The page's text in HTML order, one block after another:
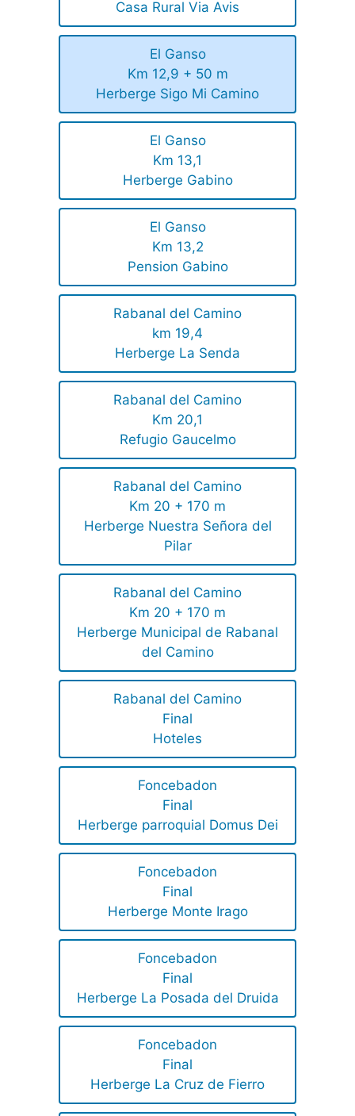
Casa Rural Via Avis
El Ganso
Km 12,9 + 50 m
Herberge Sigo Mi Camino
El Ganso
Km 13,1
Herberge Gabino
El Ganso
Km 13,2
Pension Gabino
Rabanal del Camino
km 19,4
Herberge La Senda
Rabanal del Camino
Km 20,1
Refugio Gaucelmo
Rabanal del Camino
Km 20 + 170 m
Herberge Nuestra Señora del
Pilar
Rabanal del Camino
Km 20 + 170 m
Herberge Municipal de Rabanal
del Camino
Rabanal del Camino
Final
Hoteles
Foncebadon
Final
Herberge parroquial Domus Dei
Foncebadon
Final
Herberge Monte Irago
Foncebadon
Final
Herberge La Posada del Druida
Foncebadon
Final
Herberge La Cruz de Fierro